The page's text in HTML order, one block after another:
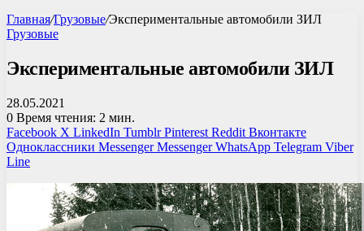
Главная/Грузовые/Экспериментальные автомобили ЗИЛ
Грузовые
Экспериментальные автомобили ЗИЛ
28.05.2021
0 Время чтения: 2 мин.
Facebook X LinkedIn Tumblr Pinterest Reddit Вконтакте
Одноклассники Messenger Messenger WhatsApp Telegram Viber
Line